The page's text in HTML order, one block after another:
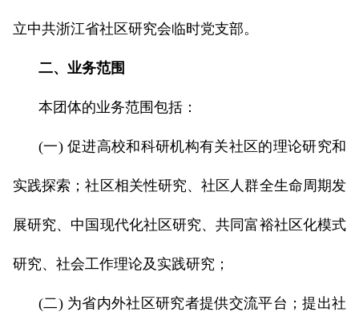
立中共浙江省社区研究会临时党支部。
二、业务范围
本团体的业务范围包括：
(一) 促进高校和科研机构有关社区的理论研究和
实践探索；社区相关性研究、社区人群全生命周期发
展研究、中国现代化社区研究、共同富裕社区化模式
研究、社会工作理论及实践研究；
(二) 为省内外社区研究者提供交流平台；提出社